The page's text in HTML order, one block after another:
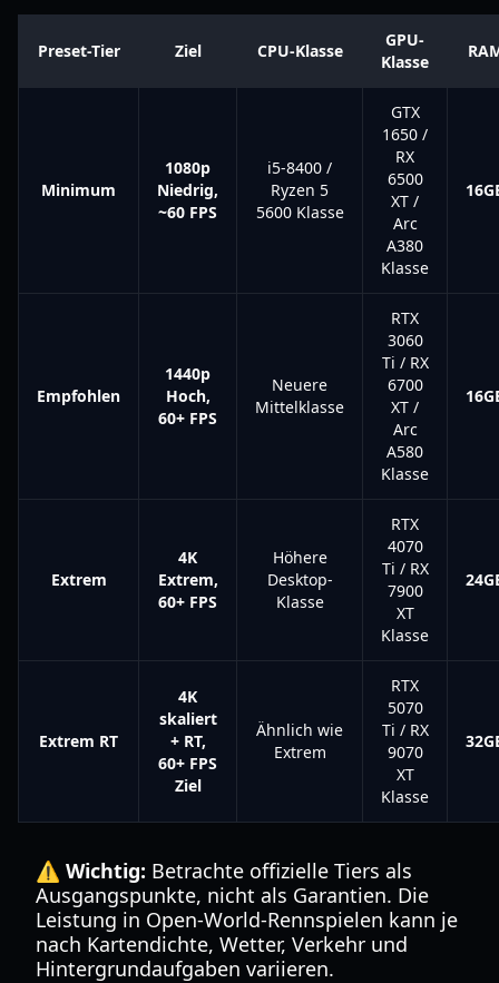
Preset-Tier Ziel CPU-Klasse
GPU-
Klasse
Minimum
1080p
Niedrig,
~60 FPS
i5-8400 /
Ryzen 5
5600 Klasse
GTX
1650 /
RX
6500
XT /
Arc
A380
Klasse
Empfohlen
1440p
Hoch,
60+ FPS
Neuere
Mittelklasse
RTX
3060
Ti / RX
6700
XT /
Arc
A580
Klasse
Extrem
4K
Extrem,
60+ FPS
Höhere
Desktop-
Klasse
RTX
4070
Ti / RX
7900
XT
Klasse
Extrem RT
4K
skaliert
+ RT,
60+ FPS
Ziel
Ähnlich wie
Extrem
RTX
5070
Ti / RX
9070
XT
Klasse
⚠️ Wichtig: Betrachte offizielle Tiers als
Ausgangspunkte, nicht als Garantien. Die
Leistung in Open-World-Rennspielen kann je
nach Kartendichte, Wetter, Verkehr und
Hintergrundaufgaben variieren.